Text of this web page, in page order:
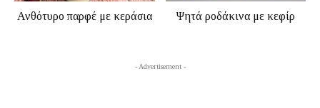
Ανθότυρο παρφέ με κεράσια Ψητά ροδάκινα με κεφίρ
- Advertisement -